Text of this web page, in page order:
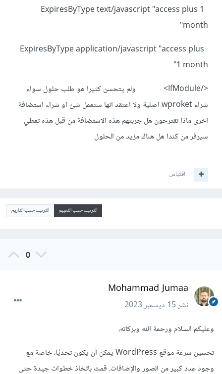
ExpiresByType text/javascript "access plus 1
month"
ExpiresByType application/javascript "access plus
1 month"
</IfModule> ولم يتحسن كثيرا هو طلب حلول سواء
شراء wproket اصلية ولا اعتقد انها ستعمل شئ او شراء استضافة
اخرى ماذا تقترحون هل جربتهم هذه الاستضافة من قبل هذه تعطي
سيرفر من كندا هل هناك مزيد من الحلول
اقتباس
الترتيب حسب التقييم الترتيب حسب التاريخ
0
Mohammad Jumaa
نشر15 ديسمبر 2023
وعليكم السلام ورحمة الله وبركاته،
تحسين سرعة موقع WordPress يمكن أن يكون تحديًا، خاصة مع
وجود عدد كبير من الصور والإضافات. قمت باتخاذ خطوات جيدة حتى